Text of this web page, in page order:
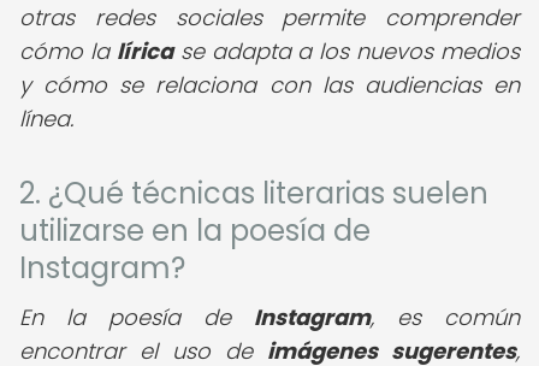
otras redes sociales permite comprender
cómo la líricase adapta a los nuevos medios
y cómo se relaciona con las audiencias en
línea.
2. ¿Qué técnicas literarias suelen
utilizarse en la poesía de
Instagram?
En la poesía de Instagram, es común
encontrar el uso de imágenes sugerentes,